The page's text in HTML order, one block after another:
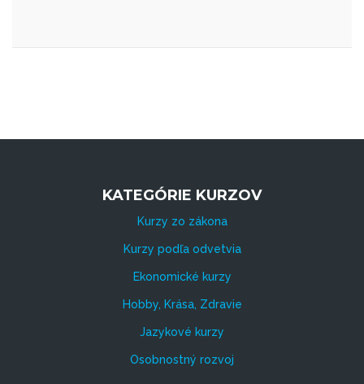
KATEGÓRIE KURZOV
Kurzy zo zákona
Kurzy podľa odvetvia
Ekonomické kurzy
Hobby, Krása, Zdravie
Jazykové kurzy
Osobnostný rozvoj